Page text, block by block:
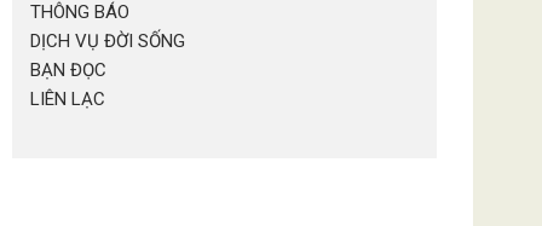
THÔNG BÁO
DỊCH VỤ ĐỜI SỐNG
BẠN ĐỌC
LIÊN LẠC